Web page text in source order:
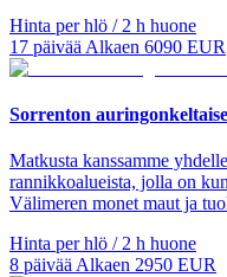
Hinta per hlö / 2 h huone
17 päivää Alkaen 6090 EUR
Sorrenton
Matkusta kanssamme
rannikkoalueista, jolla on
Välimeren monet maut ja
Hinta per hlö / 2 h huone
8 päivää Alkaen 2950 EUR